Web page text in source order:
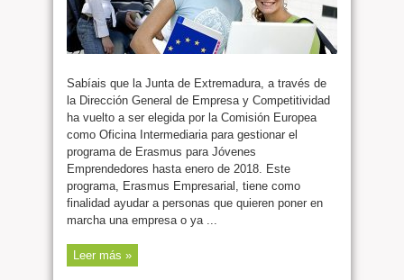
Sabíais que la Junta de Extremadura, a través de
la Dirección General de Empresa y Competitividad
ha vuelto a ser elegida por la Comisión Europea
como Oficina Intermediaria para gestionar el
programa de Erasmus para Jóvenes
Emprendedores hasta enero de 2018. Este
programa, Erasmus Empresarial, tiene como
finalidad ayudar a personas que quieren poner en
marcha una empresa o ya ...
Leer más »